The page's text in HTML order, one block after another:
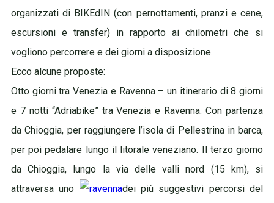
organizzati di BIKEdIN (con pernottamenti, pranzi e cene,
escursioni e transfer) in rapporto ai chilometri che si
vogliono percorrere e dei giorni a disposizione.
Ecco alcune proposte:
Otto giorni tra Venezia e Ravenna – un itinerario di 8 giorni
e 7 notti “Adriabike” tra Venezia e Ravenna. Con partenza
da Chioggia, per raggiungere l’isola di Pellestrina in barca,
per poi pedalare lungo il litorale veneziano. Il terzo giorno
da Chioggia, lungo la via delle valli nord (15 km), si
attraversa uno
dei più suggestivi percorsi del